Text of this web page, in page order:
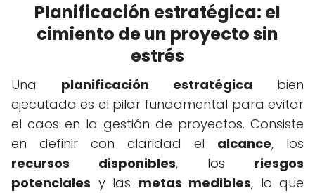
Planificación estratégica: el
cimiento de un proyecto sin
estrés
Una planificación estratégica bien
ejecutada es el pilar fundamental para evitar
el caos en la gestión de proyectos. Consiste
en definir con claridad el alcance, los
recursos disponibles, los riesgos
potenciales y las metas medibles, lo que